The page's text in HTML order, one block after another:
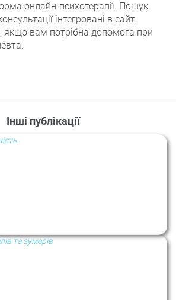
онлайн-психотерапії. Пошук
інтегровані в сайт.
якщо вам потрібна допомога при
Інші публікації